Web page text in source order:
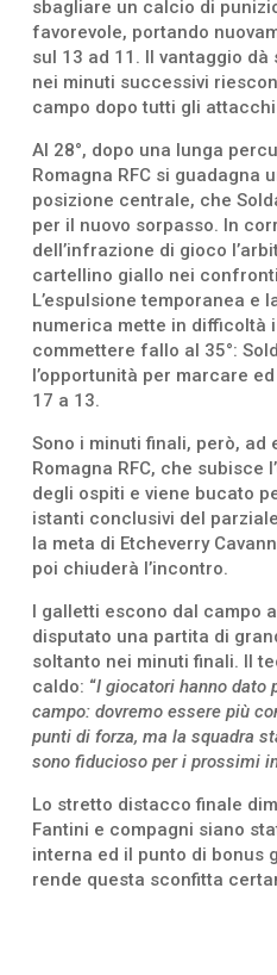
sbagliare un calcio di
favorevole, portando
sul 13 ad 11. Il vantaggio
nei minuti successivi
campo dopo tutti gli
Al 28°, dopo una lunga
Romagna RFC si guadagna
posizione centrale, che
per il nuovo sorpasso. In
dell’infrazione di gioco
cartellino giallo nei
L’espulsione temporanea e
numerica mette in difficoltà
commettere fallo al 35°:
l’opportunità per marcare
17 a 13.
Sono i minuti finali, però, ad
Romagna RFC, che subisce
degli ospiti e viene bucato
istanti conclusivi del
la meta di Etcheverry
poi chiuderà l’incontro.
I galletti escono dal campo
disputato una partita di
soltanto nei minuti finali. Il
caldo: “I giocatori hanno dato
campo: dovremo essere più
punti di forza, ma la squadra
sono fiducioso per i prossimi
Lo stretto distacco finale
Fantini e compagni siano
interna ed il punto di bonus
rende questa sconfitta